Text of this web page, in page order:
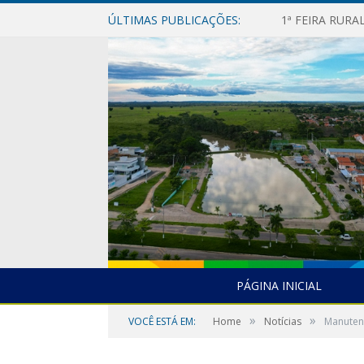
ÚLTIMAS PUBLICAÇÕES: 1ª FEIRA
PÁGINA INICIAL
VOCÊ ESTÁ EM: Home » Notícias »